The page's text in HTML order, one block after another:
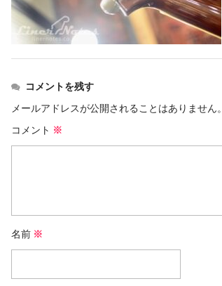
コメントを残す
メールアドレスが公開されることはありません。
コメント ※
名前 ※